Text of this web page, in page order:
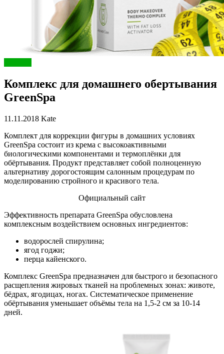
Комплекс для домашнего обертывания
GreenSpa
11.11.2018 Kate
Комплект для коррекции фигуры в домашних условиях
GreenSpa состоит из крема с высокоактивными
биологическими компонентами и термоплёнки для
обёртывания. Продукт представляет собой полноценную
альтернативу дорогостоящим салонным процедурам по
моделированию стройного и красивого тела.
Официальный сайт
Эффективность препарата GreenSpa обусловлена
комплексным воздействием основных ингредиентов:
водорослей спирулина;
ягод годжи;
перца кайенского.
Комплекс GreenSpa предназначен для быстрого и безопасного
расщепления жировых тканей на проблемных зонах: животе,
бёдрах, ягодицах, ногах. Систематическое применение
обёртывания уменьшает объёмы тела на 1,5-2 см за 10-14
дней.